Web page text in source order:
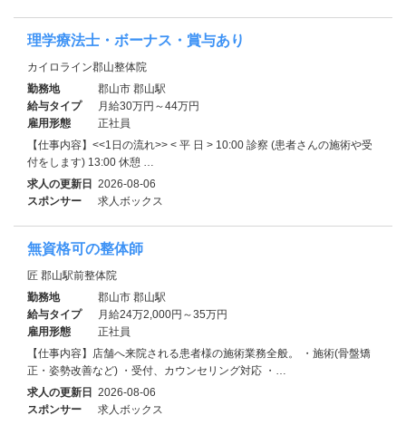
理学療法士・ボーナス・賞与あり
カイロライン郡山整体院
勤務地
郡山市 郡山駅
給与タイプ
月給30万円～44万円
雇用形態
正社員
【仕事内容】<<1日の流れ>> < 平 日 > 10:00 診察 (患者さんの施術や受
付をします) 13:00 休憩 …
求人の更新日 2026-08-06
スポンサー
求人ボックス
無資格可の整体師
匠 郡山駅前整体院
勤務地
郡山市 郡山駅
給与タイプ
月給24万2,000円～35万円
雇用形態
正社員
【仕事内容】店舗へ来院される患者様の施術業務全般。 ・施術(骨盤矯
正・姿勢改善など) ・受付、カウンセリング対応 ・…
求人の更新日 2026-08-06
スポンサー
求人ボックス